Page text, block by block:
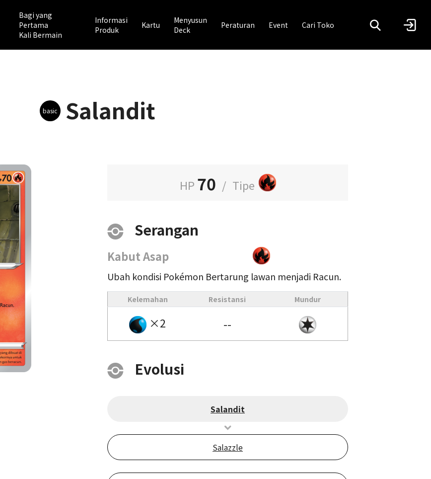
Bagi yang
Pertama
Kali Bermain
Informasi
Produk
Kartu
Menyusun
Deck
Peraturan Event Cari Toko
basic Salandit
HP 70 / Tipe
Serangan
Kabut Asap
Ubah kondisi Pokémon Bertarung lawan menjadi Racun.
Kelemahan Resistansi Mundur
×2 --
Evolusi
Salandit
Salazzle